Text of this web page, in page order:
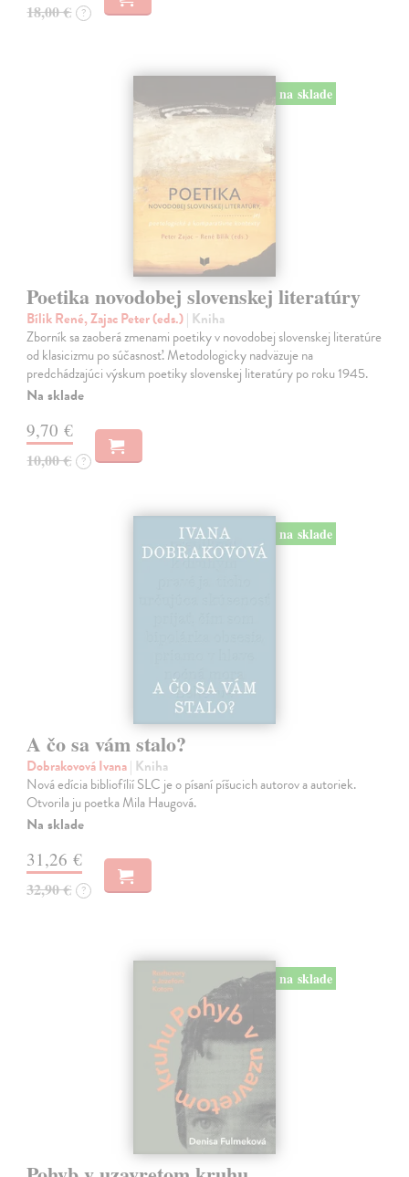
18,00 € ?
na sklade
Poetika novodobej slovenskej literatúry
Bílik René, Zajac Peter (eds.)| Kniha
Zborník sa zaoberá zmenami poetiky v novodobej slovenskej literatúre
od klasicizmu po súčasnosť. Metodologicky nadväzuje na
predchádzajúci výskum poetiky slovenskej literatúry po roku 1945.
Na sklade
9,70 €
10,00 € ?
na sklade
A čo sa vám stalo?
Dobrakovová Ivana| Kniha
Nová edícia bibliofílií SLC je o písaní píšucich autorov a autoriek.
Otvorila ju poetka Mila Haugová.
Na sklade
31,26 €
32,90 € ?
na sklade